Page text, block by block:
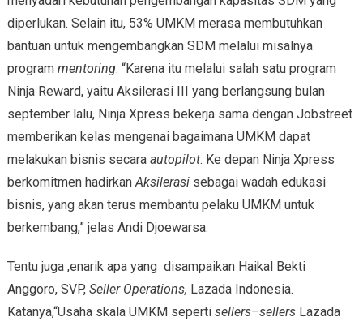
diperlukan. Selain itu, 53% UMKM merasa membutuhkan
bantuan untuk mengembangkan SDM melalui misalnya
program mentoring. “Karena itu melalui salah satu program
Ninja Reward, yaitu Aksilerasi III yang berlangsung bulan
september lalu, Ninja Xpress bekerja sama dengan Jobstreet
memberikan kelas mengenai bagaimana UMKM dapat
melakukan bisnis secara autopilot. Ke depan Ninja Xpress
berkomitmen hadirkanAksilerasisebagai wadah edukasi
bisnis, yang akan terus membantu pelaku UMKM untuk
berkembang,” jelas Andi Djoewarsa.
Tentu juga ,enarik apa yang disampaikan Haikal Bekti
Anggoro, SVP,Seller Operations, Lazada Indonesia.
Katanya,“Usaha skala UMKM seperti sellers–sellers Lazada